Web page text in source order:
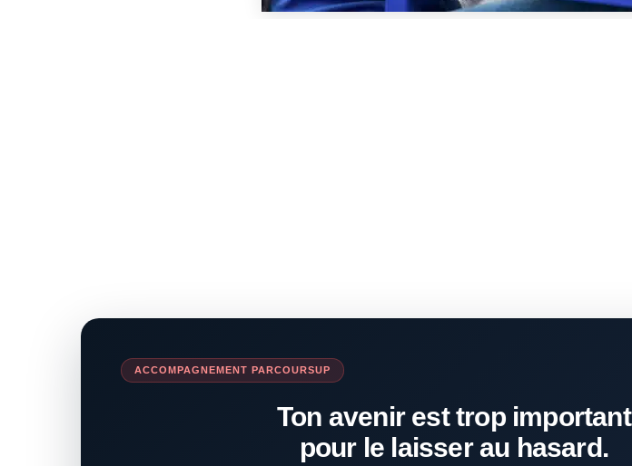
ACCOMPAGNEMENT PARCOURSUP
Ton avenir est trop important
pour le laisser au hasard.